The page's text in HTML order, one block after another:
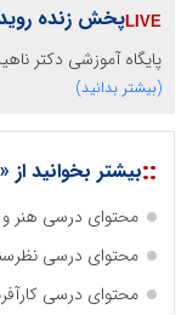
پخش زنده
پایگاه آموزشی دکتر
(بیشتر بدانید)
::بیشتر بخوانید
محتوای درسی هنر و
محتوای درسی نظرسنجی
محتوای درسی کارآفرینی